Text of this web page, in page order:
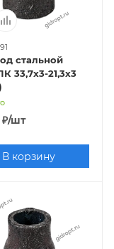
стальной
33,7х3-21,3х3
/шт
В корзину